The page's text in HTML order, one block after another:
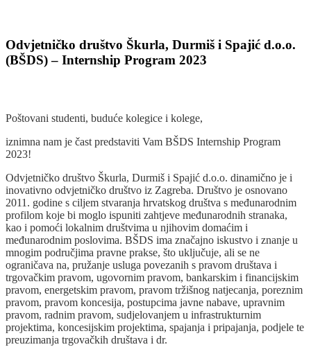
Odvjetničko društvo Škurla, Durmiš i Spajić d.o.o.
(BŠDS) – Internship Program 2023
Poštovani studenti, buduće kolegice i kolege,
iznimna nam je čast predstaviti Vam BŠDS Internship Program
2023!
Odvjetničko društvo Škurla, Durmiš i Spajić d.o.o. dinamično je i
inovativno odvjetničko društvo iz Zagreba. Društvo je osnovano
2011. godine s ciljem stvaranja hrvatskog društva s međunarodnim
profilom koje bi moglo ispuniti zahtjeve međunarodnih stranaka,
kao i pomoći lokalnim društvima u njihovim domaćim i
međunarodnim poslovima. BŠDS ima značajno iskustvo i znanje u
mnogim područjima pravne prakse, što uključuje, ali se ne
ograničava na, pružanje usluga povezanih s pravom društava i
trgovačkim pravom, ugovornim pravom, bankarskim i financijskim
pravom, energetskim pravom, pravom tržišnog natjecanja, poreznim
pravom, pravom koncesija, postupcima javne nabave, upravnim
pravom, radnim pravom, sudjelovanjem u infrastrukturnim
projektima, koncesijskim projektima, spajanja i pripajanja, podjele te
preuzimanja trgovačkih društava i dr.